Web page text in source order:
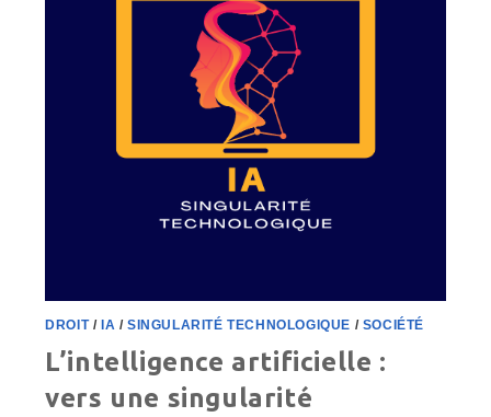
DROIT/IA /SINGULARITÉ TECHNOLOGIQUE / SOCIÉTÉ
L’intelligence artificielle :
vers une singularité